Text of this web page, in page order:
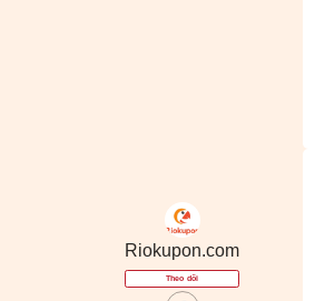
Riokupon.com
Theo dõi